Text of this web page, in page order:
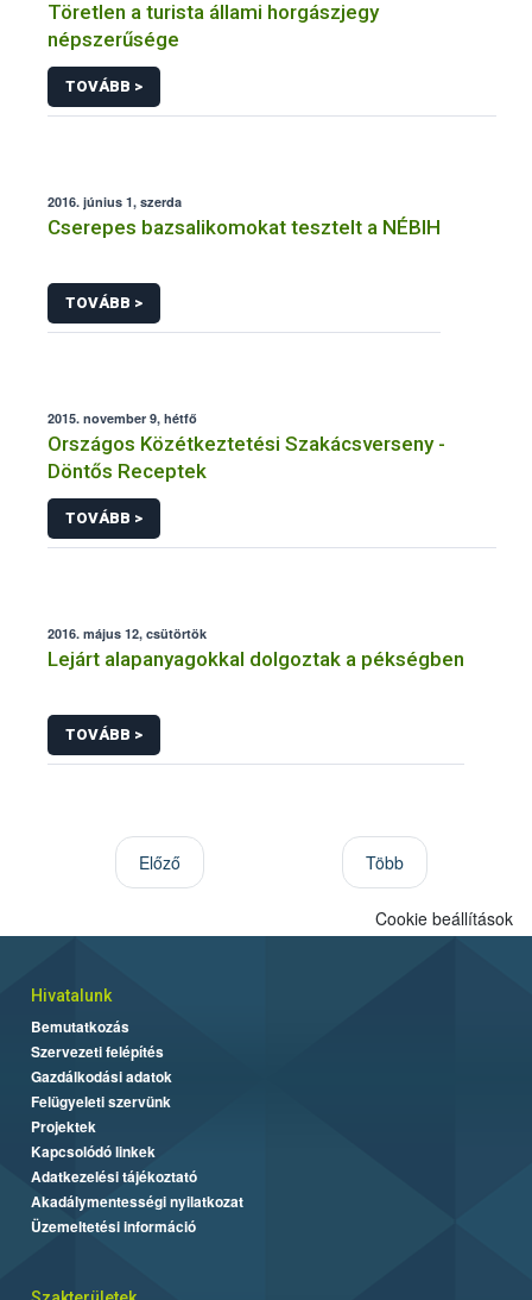
Töretlen a turista állami horgászjegy
népszerűsége
TOVÁBB >
2016. június 1, szerda
Cserepes bazsalikomokat tesztelt a NÉBIH
TOVÁBB >
2015. november 9, hétfő
Országos Közétkeztetési Szakácsverseny -
Döntős Receptek
TOVÁBB >
2016. május 12, csütörtök
Lejárt alapanyagokkal dolgoztak a pékségben
TOVÁBB >
Előző Több
Cookie beállítások
Hivatalunk
Bemutatkozás
Szervezeti felépítés
Gazdálkodási adatok
Felügyeleti szervünk
Projektek
Kapcsolódó linkek
Adatkezelési tájékoztató
Akadálymentességi nyilatkozat
Üzemeltetési információ